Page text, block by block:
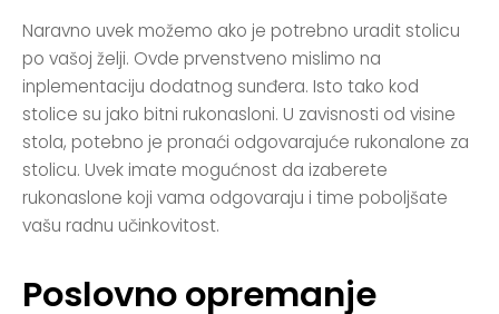
Naravno uvek možemo ako je potrebno uradit stolicu
po vašoj želji. Ovde prvenstveno mislimo na
inplementaciju dodatnog sunđera. Isto tako kod
stolice su jako bitni rukonasloni. U zavisnosti od visine
stola, potebno je pronaći odgovarajuće rukonalone za
stolicu. Uvek imate mogućnost da izaberete
rukonaslone koji vama odgovaraju i time poboljšate
vašu radnu učinkovitost.
Poslovno opremanje